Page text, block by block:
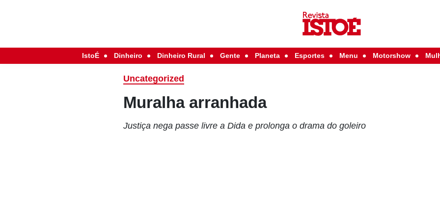
IstoÉ Dinheiro Dinheiro Rural Gente Planeta Esportes Menu Motorshow
Uncategorized
Muralha arranhada
Justiça nega passe livre a Dida e prolonga o drama do goleiro